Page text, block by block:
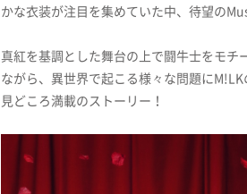
かな衣装が注目を集めていた中、待望の
真紅を基調とした舞台の上で闘牛士をモ
ながら、異世界で起こる様々な問題に
見どころ満載のストーリー！